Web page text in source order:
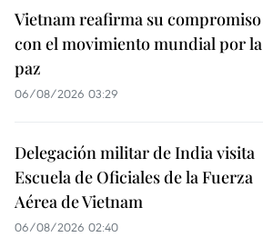
Vietnam reafirma su compromiso
con el movimiento mundial por la
paz
06/08/2026 03:29
Delegación militar de India visita
Escuela de Oficiales de la Fuerza
Aérea de Vietnam
06/08/2026 02:40